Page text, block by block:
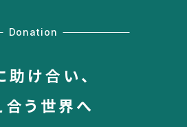
Donation
助け合い、
合う世界へ